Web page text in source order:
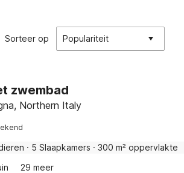
Sorteer op Populariteit
zwembad
Northern Italy
· 5 Slaapkamers · 300 m² oppervlakte
29 meer